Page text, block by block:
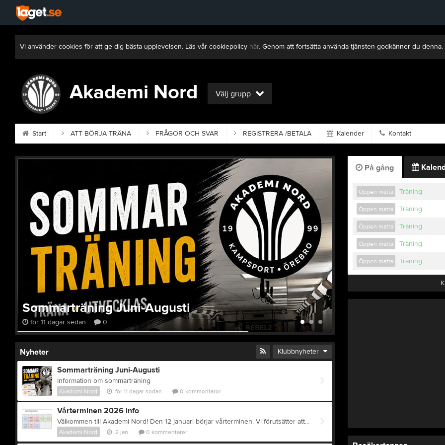
Vi använder cookies för att ge dig bästa upplevelsen. Läs vår cookiepolicy här. Genom att fortsätta använda tjänsten godkänner du denna.
Akademi Nord Välj grupp
Start ATT BÖRJA TRÄNA FRÅGOR OCH SVAR REGISTRERA /BETALA Kalender Kontakt
Sommarträning Juni-Augusti
för 11 dagar sedan 0
Nyheter Klubbnyheter
Sommarträning Juni-Augusti
Information om sommarträning
Akademi Nord för 11 dagar sedan 0 kommentarer
Vårterminen 2026 info
Välkommen till Akademi Nord! Den 12 januari börjar vårterminen. Vi förutsätter att alla är taggade och sugna på att utvecklas i sin respektive gren. UPPFÖRANDEKOD - Som alltid gäller vår "Code of conduct". Vi förväntar oss att alla i klubben bemöter varandra med respekt, välvilja och vänlighet. Vi ska utmana varandra, men också stötta varandra. PROVVECKAN för nybörjare/nyinskrivna gäller under den första halvan av terminen. Man får prova alla träningspass där det står “steg 1”. AVGIFTEN ska betalas när man bestämt sig för att börja träna efter provveckan. PRISER 2026: 1500 kr/termin för personer som är 18 år och äldre, och 1000 kr/termin för 17 år och yngre. Klippkort på tio träningspass kostar 700 kr. För närvarande är lättast att betala via Swish (info finns på denna hemsida och på klubben). Under 2026 kommer vi att erbjuda fakturering. Du får träna på alla träningspass som är på din nivå (nybörjare har steg 1-nivå), inklusive gymmet och öppen matta. ÅLDERSGRÄNS är 14 år. Under 16 år är det inte tillåtet med slag/sparkar mot huvudet i sparring bortsett från markering/kontrollerad lätt semikontakt. Man kan låna boxningshjälm. Juniorer (16-17 år) får utöva kontrollerade tekniker/semikontakt, knockout är förbjudet. Vi följer Budoförbundets regler. REGISTRERING - Alla nybörjare, oberoende om de bara vill prova träna i en vecka eller om de vill träna regelbundet, ska registrera sig. Länkar till registreringen finns både på vår hemsida (https://forms.gle/MiqFbQEdSHqKtM2o8) och på anslagstavlan i klubben. Observera att utan registrering får man inte träna. GYMMET - Gymdelen är ombyggd, nu har vi fler kickboxningssäckar än tidigare och mjukare matta. Prova gärna. UTRUSTNING kan man låna under sin första vecka, därefter ska man köpa respektive utrustning. Detta för att skydda sig själv och andra. På hemsidan kan du hitta vad som gäller för respektive gren. Klubben erbjuder olika rabatter, fråga gärna. NÄRVAROREGISTRERING - När man kommer till passet ska man registrera närvaro. Det gör man på en surfplatta som finns på väggen i ingången till träningssalen - eller genom att meddela det till tränaren. Närvaroregistrering är ett krav för att få träna på respektive pass. TRÄNARE - Tränarens ord gäller alltid. På de flesta pass finns både en huvudtränare och en assisterande tränare. De ansvarar för passet och det är deras instruktioner som gäller. Tränarna besvarar frågor och lyssnar på förslag och hjälper dig gärna vid behov. Nu ser vi fram emot en fantastisk termin fylld av kampsport, glädje och utmaningar!
Akademi Nord 2 jan 0 kommentarer
På gång
Öppen matta Träning
Öppen matta Träning
Öppen matta Träning
Öppen matta Träning
Öppen matta Träning